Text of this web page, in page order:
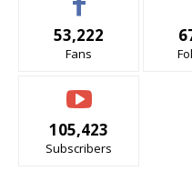
53,222
Fans
105,423
Subscribers